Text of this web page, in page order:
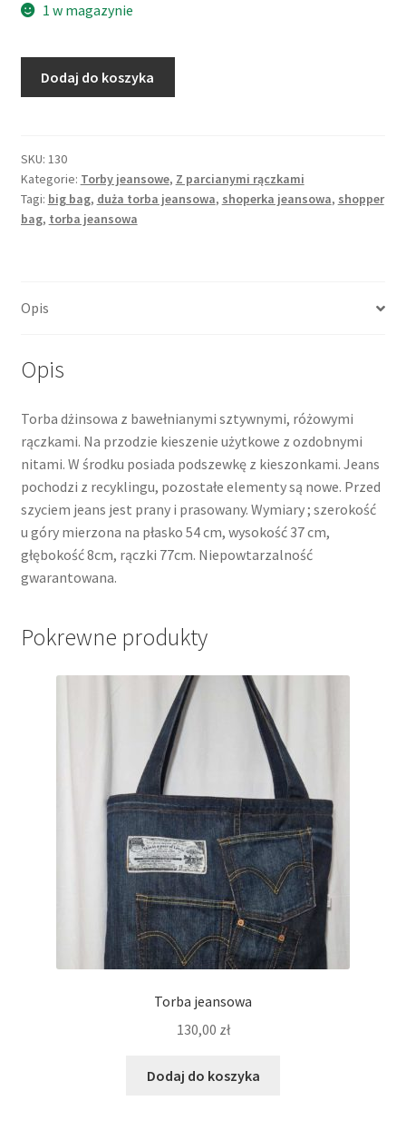
1 w magazynie
Dodaj do koszyka
SKU: 130
Kategorie: Torby jeansowe, Z parcianymi rączkami
Tagi: big bag, duża torba jeansowa, shoperka jeansowa, shopper
bag, torba jeansowa
Opis
Opis
Torba dżinsowa z bawełnianymi sztywnymi, różowymi
rączkami. Na przodzie kieszenie użytkowe z ozdobnymi
nitami. W środku posiada podszewkę z kieszonkami. Jeans
pochodzi z recyklingu, pozostałe elementy są nowe. Przed
szyciem jeans jest prany i prasowany. Wymiary ; szerokość
u góry mierzona na płasko 54 cm, wysokość 37 cm,
głębokość 8cm, rączki 77cm. Niepowtarzalność
gwarantowana.
Pokrewne produkty
Torba jeansowa
130,00 zł
Dodaj do koszyka